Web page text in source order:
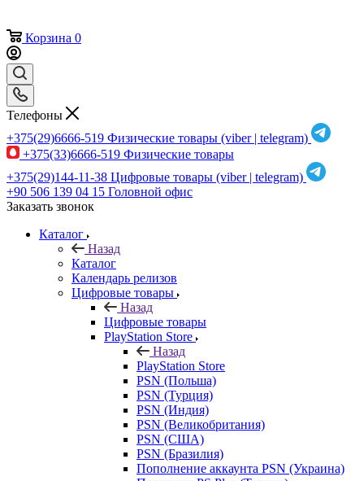
Корзина 0
Телефоны
+375(29)6666-519 Физические товары (viber | telegram)
+375(33)6666-519 Физические товары
+375(29)144-11-38 Цифровые товары (viber | telegram)
+90 506 139 04 15 Головной офис
Заказать звонок
Каталог
Назад
Каталог
Календарь релизов
Цифровые товары
Назад
Цифровые товары
PlayStation Store
Назад
PlayStation Store
PSN (Польша)
PSN (Турция)
PSN (Индия)
PSN (Великобритания)
PSN (США)
PSN (Бразилия)
Пополнение аккаунта PSN (Украина)